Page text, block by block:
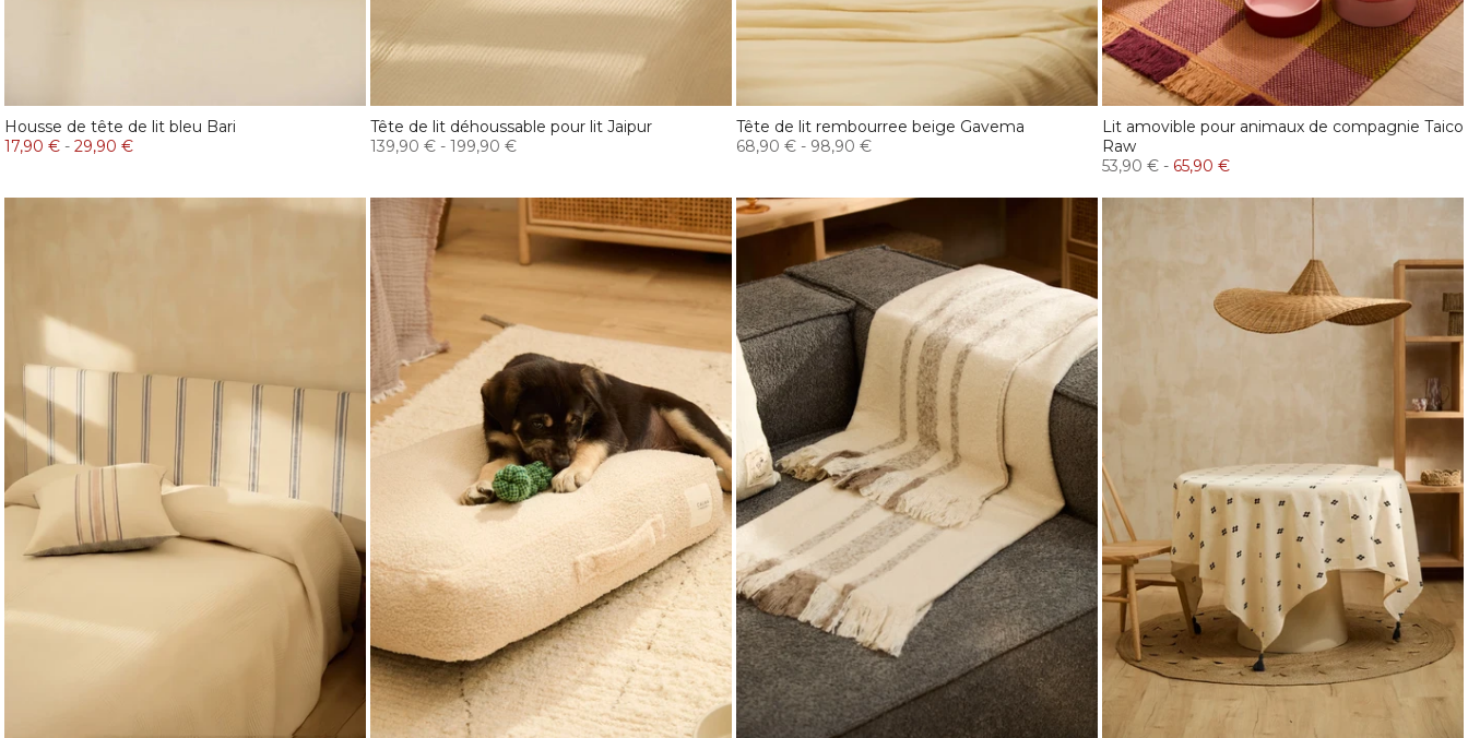
Housse de tête de lit bleu Bari
17,90 € - 29,90 €
Tête de lit déhoussable pour lit Jaipur
139,90 € - 199,90 €
Tête de lit rembourree beige Gavema
68,90 € - 98,90 €
Lit amovible pour animaux de compagnie Taico
Raw
53,90 € - 65,90 €